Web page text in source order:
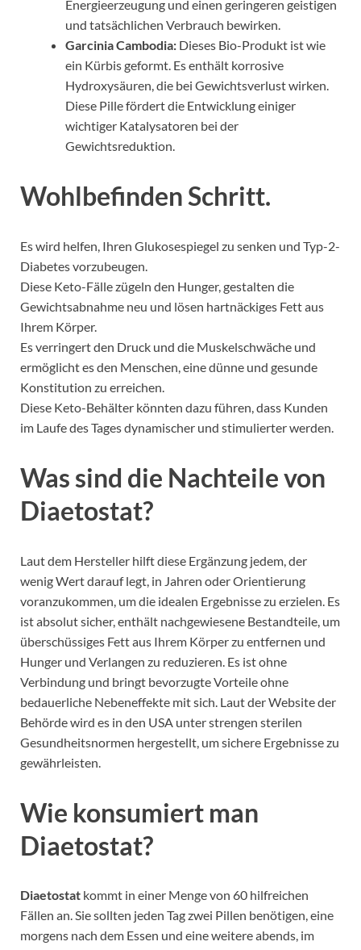
Energieerzeugung und einen geringeren geistigen
und tatsächlichen Verbrauch bewirken.
Garcinia Cambodia: Dieses Bio-Produkt ist wie
ein Kürbis geformt. Es enthält korrosive
Hydroxysäuren, die bei Gewichtsverlust wirken.
Diese Pille fördert die Entwicklung einiger
wichtiger Katalysatoren bei der
Gewichtsreduktion.
Wohlbefinden Schritt.
Es wird helfen, Ihren Glukosespiegel zu senken und Typ-2-
Diabetes vorzubeugen.
Diese Keto-Fälle zügeln den Hunger, gestalten die
Gewichtsabnahme neu und lösen hartnäckiges Fett aus
Ihrem Körper.
Es verringert den Druck und die Muskelschwäche und
ermöglicht es den Menschen, eine dünne und gesunde
Konstitution zu erreichen.
Diese Keto-Behälter könnten dazu führen, dass Kunden
im Laufe des Tages dynamischer und stimulierter werden.
Was sind die Nachteile von
Diaetostat?
Laut dem Hersteller hilft diese Ergänzung jedem, der
wenig Wert darauf legt, in Jahren oder Orientierung
voranzukommen, um die idealen Ergebnisse zu erzielen. Es
ist absolut sicher, enthält nachgewiesene Bestandteile, um
überschüssiges Fett aus Ihrem Körper zu entfernen und
Hunger und Verlangen zu reduzieren. Es ist ohne
Verbindung und bringt bevorzugte Vorteile ohne
bedauerliche Nebeneffekte mit sich. Laut der Website der
Behörde wird es in den USA unter strengen sterilen
Gesundheitsnormen hergestellt, um sichere Ergebnisse zu
gewährleisten.
Wie konsumiert man
Diaetostat?
Diaetostat kommt in einer Menge von 60 hilfreichen
Fällen an. Sie sollten jeden Tag zwei Pillen benötigen, eine
morgens nach dem Essen und eine weitere abends, im